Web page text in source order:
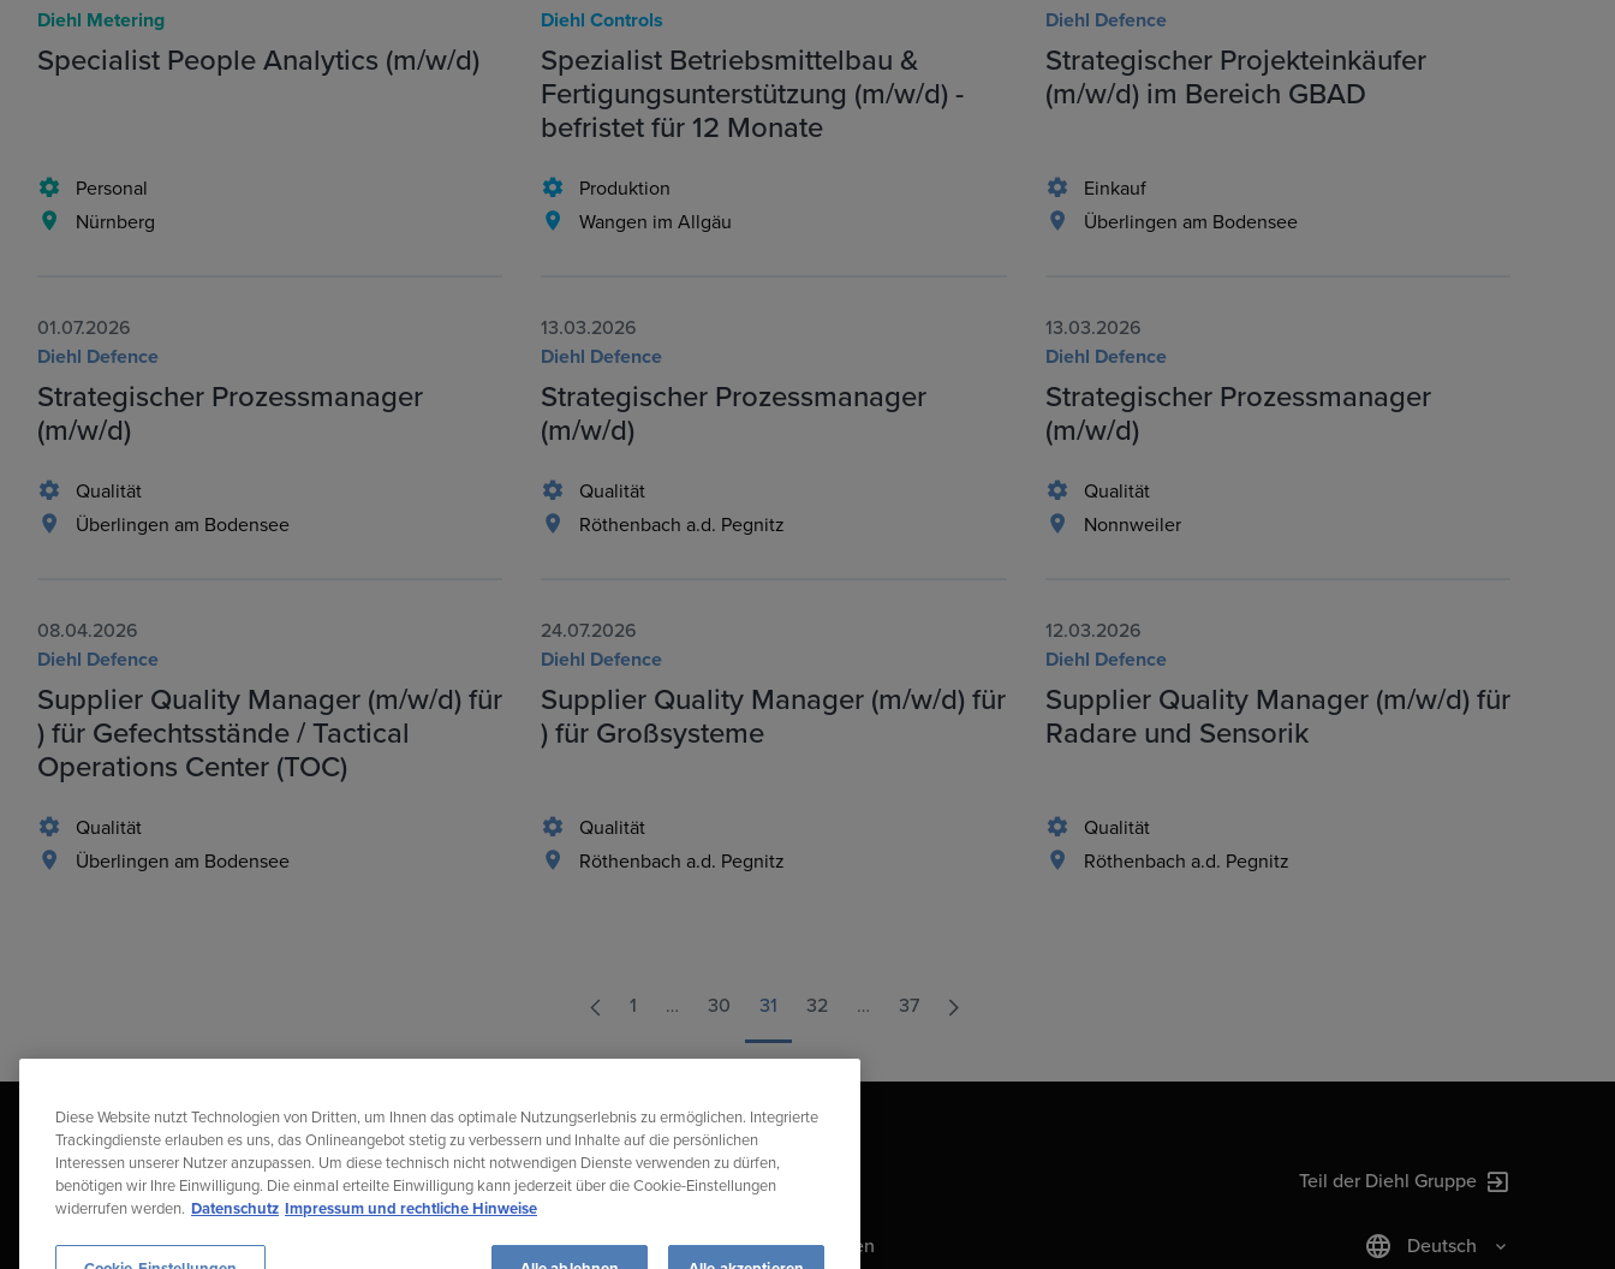
Diehl Metering
Specialist People Analytics (m/w/d)
Personal
Nürnberg
Diehl Controls
Spezialist Betriebsmittelbau &
Fertigungsunterstützung (m/w/d) -
befristet für 12 Monate
Produktion
Wangen im Allgäu
Diehl Defence
Strategischer Projekteinkäufer
(m/w/d) im Bereich GBAD
Einkauf
Überlingen am Bodensee
01.07.2026
Diehl Defence
Strategischer Prozessmanager
(m/w/d)
Qualität
Überlingen am Bodensee
13.03.2026
Diehl Defence
Strategischer Prozessmanager
(m/w/d)
Qualität
Röthenbach a.d. Pegnitz
13.03.2026
Diehl Defence
Strategischer Prozessmanager
(m/w/d)
Qualität
Nonnweiler
08.04.2026
Diehl Defence
Supplier Quality Manager (m/w/d) für
) für Gefechtsstände / Tactical
Operations Center (TOC)
Qualität
Überlingen am Bodensee
24.07.2026
Diehl Defence
Supplier Quality Manager (m/w/d) für
) für Großsysteme
Qualität
Röthenbach a.d. Pegnitz
12.03.2026
Diehl Defence
Supplier Quality Manager (m/w/d) für
Radare und Sensorik
Qualität
Röthenbach a.d. Pegnitz
1 … 30 31 32 … 37
Teil der Diehl Gruppe
Diehl Stiftung & Co. KG © 2026 Gender-HinweisImpressumCompliance-Verstoß melden Deutsch
Diese Website nutzt Technologien von Dritten, um Ihnen das optimale Nutzungserlebnis zu ermöglichen. Integrierte
Trackingdienste erlauben es uns, das Onlineangebot stetig zu verbessern und Inhalte auf die persönlichen
Interessen unserer Nutzer anzupassen. Um diese technisch nicht notwendigen Dienste verwenden zu dürfen,
benötigen wir Ihre Einwilligung. Die einmal erteilte Einwilligung kann jederzeit über die Cookie-Einstellungen
widerrufen werden. Datenschutz Impressum und rechtliche Hinweise